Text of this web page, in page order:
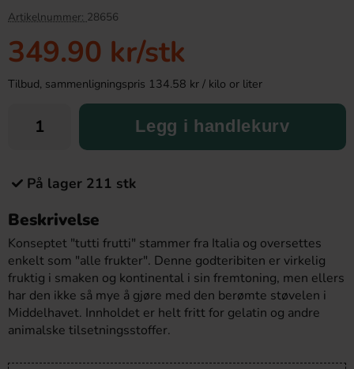
Artikelnummer: 28656
349.90 kr/stk
Tilbud, sammenligningspris 134.58 kr / kilo or liter
Legg i handlekurv
På lager 211 stk
Beskrivelse
Konseptet "tutti frutti" stammer fra Italia og oversettes
enkelt som "alle frukter". Denne godteribiten er virkelig
fruktig i smaken og kontinental i sin fremtoning, men ellers
har den ikke så mye å gjøre med den berømte støvelen i
Middelhavet. Innholdet er helt fritt for gelatin og andre
animalske tilsetningsstoffer.